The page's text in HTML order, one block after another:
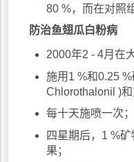
80 %，而在对照
防治鱼翅瓜白粉病
2000年2 - 4月在
施用1 %和0.25
Chlorothalonil )和
每十天施喷一次；
四星期后，1 %
果；